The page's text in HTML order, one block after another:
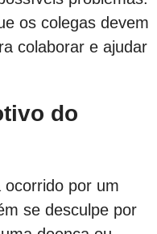
os colegas devem
colaborar e ajudar
do
por um
se desculpe por